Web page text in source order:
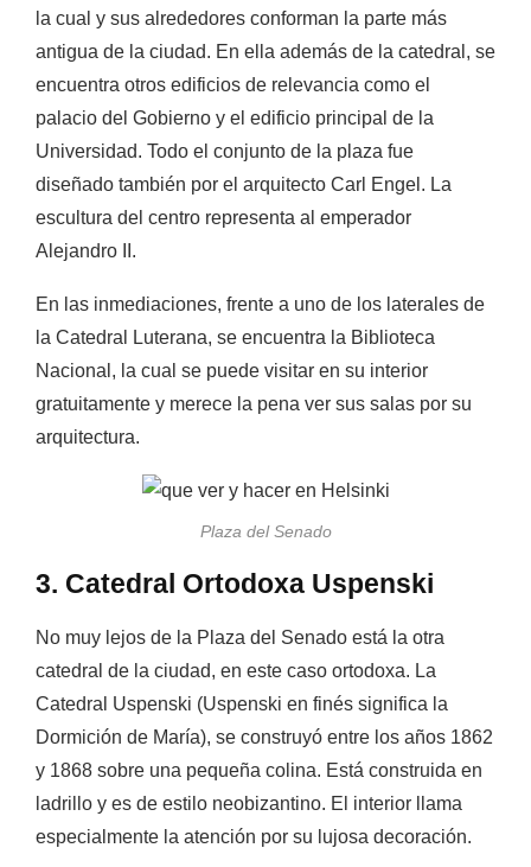
la cual y sus alrededores conforman la parte más
antigua de la ciudad. En ella además de la catedral, se
encuentra otros edificios de relevancia como el
palacio del Gobierno y el edificio principal de la
Universidad. Todo el conjunto de la plaza fue
diseñado también por el arquitecto Carl Engel. La
escultura del centro representa al emperador
Alejandro II.
En las inmediaciones, frente a uno de los laterales de
la Catedral Luterana, se encuentra la Biblioteca
Nacional, la cual se puede visitar en su interior
gratuitamente y merece la pena ver sus salas por su
arquitectura.
Plaza del Senado
3. Catedral Ortodoxa Uspenski
No muy lejos de la Plaza del Senado está la otra
catedral de la ciudad, en este caso ortodoxa. La
Catedral Uspenski (Uspenski en finés significa la
Dormición de María), se construyó entre los años 1862
y 1868 sobre una pequeña colina. Está construida en
ladrillo y es de estilo neobizantino. El interior llama
especialmente la atención por su lujosa decoración.